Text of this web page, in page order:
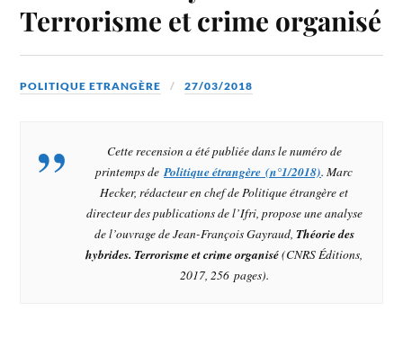
Terrorisme et crime organisé
POLITIQUE ETRANGÈRE 27/03/2018
Cette recension a été publiée dans le numéro de
printemps dePolitique étrangère (n°1/2018). Marc
Hecker, rédacteur en chef dePolitique étrangèreet
directeur des publications de l’Ifri, propose une analyse
de l’ouvrage de Jean-François Gayraud, Théorie des
hybrides. Terrorisme et crime organisé(CNRS Éditions,
2017, 256 pages).